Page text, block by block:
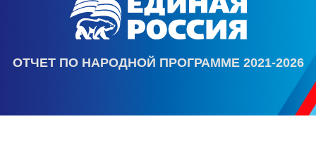
ОТЧЕТ ПО НАРОДНОЙ ПРОГРАММЕ 2021-2026